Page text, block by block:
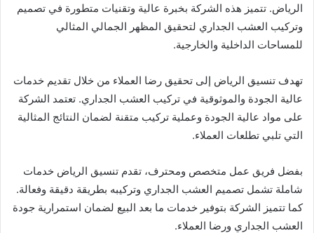
الرياض. تتميز هذه الشركة بخبرة عالية وتقنيات متطورة في تصميم
وتركيب العشب الجداري لتحقيق المظهر الجمالي المثالي
للمساحات الداخلية والخارجية.
تهدف تنسيق الرياض إلى تحقيق رضا العملاء من خلال تقديم خدمات
عالية الجودة والموثوقية في تركيب العشب الجداري. تعتمد الشركة
على مواد عالية الجودة وعملية تركيب متقنة لضمان النتائج المثالية
التي تلبي تطلعات العملاء.
بفضل فريق عمل متخصص ومحترف، تقدم تنسيق الرياض خدمات
شاملة تشمل تصميم العشب الجداري وتركيبه بطريقة دقيقة وفعالة.
كما تتميز الشركة بتوفير خدمات ما بعد البيع لضمان استمرارية جودة
العشب الجداري ورضا العملاء.